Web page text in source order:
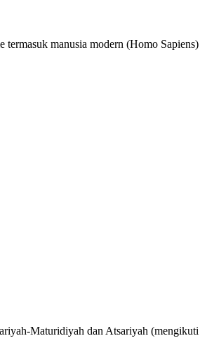
manusia modern (Homo
Maturidiyah dan Atsariyah